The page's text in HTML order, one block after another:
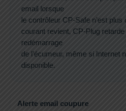
email lorsque
le contrôleur CP-Safe n’est
courant revient, CP-Plug
redémarrage
de l’écumeur, même si Internet
disponible.
Alerte email coupure